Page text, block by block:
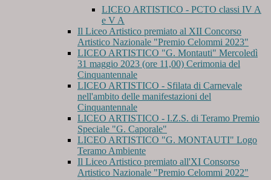
LICEO ARTISTICO - PCTO classi IV A
e V A
Il Liceo Artistico premiato al XII Concorso
Artistico Nazionale "Premio Celommi 2023"
LICEO ARTISTICO "G. Montauti" Mercoledì
31 maggio 2023 (ore 11,00) Cerimonia del
Cinquantennale
LICEO ARTISTICO - Sfilata di Carnevale
nell'ambito delle manifestazioni del
Cinquantennale
LICEO ARTISTICO - I.Z.S. di Teramo Premio
Speciale "G. Caporale"
LICEO ARTISTICO "G. MONTAUTI" Logo
Teramo Ambiente
Il Liceo Artistico premiato all'XI Consorso
Artistico Nazionale "Premio Celommi 2022"